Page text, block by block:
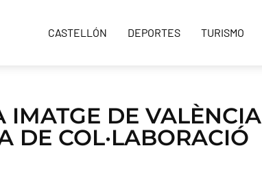
CASTELLÓN DEPORTES TURISMO
IMATGE DE VALÈNCIA
DE COL·LABORACIÓ